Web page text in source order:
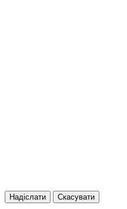
Надіслати Скасувати